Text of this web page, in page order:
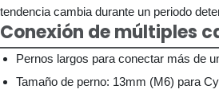
tendencia cambia durante un periodo
Conexión de múltiples
Pernos largos para conectar más de
Tamaño de perno: 13mm (M6) para